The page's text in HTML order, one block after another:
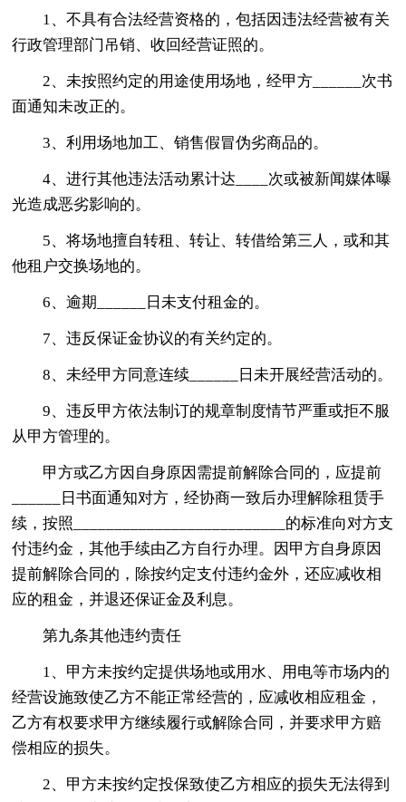
1、不具有合法经营资格的，包括因违法经营被有关
行政管理部门吊销、收回经营证照的。
2、未按照约定的用途使用场地，经甲方______次书
面通知未改正的。
3、利用场地加工、销售假冒伪劣商品的。
4、进行其他违法活动累计达____次或被新闻媒体曝
光造成恶劣影响的。
5、将场地擅自转租、转让、转借给第三人，或和其
他租户交换场地的。
6、逾期______日未支付租金的。
7、违反保证金协议的有关约定的。
8、未经甲方同意连续______日未开展经营活动的。
9、违反甲方依法制订的规章制度情节严重或拒不服
从甲方管理的。
甲方或乙方因自身原因需提前解除合同的，应提前
______日书面通知对方，经协商一致后办理解除租赁手
续，按照__________________________的标准向对方支
付违约金，其他手续由乙方自行办理。因甲方自身原因
提前解除合同的，除按约定支付违约金外，还应减收相
应的租金，并退还保证金及利息。
第九条其他违约责任
1、甲方未按约定提供场地或用水、用电等市场内的
经营设施致使乙方不能正常经营的，应减收相应租金，
乙方有权要求甲方继续履行或解除合同，并要求甲方赔
偿相应的损失。
2、甲方未按约定投保致使乙方相应的损失无法得到